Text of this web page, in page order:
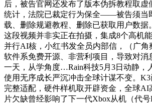
后，被告官网还发布了版本伪拆教程取虚
统计，法院已裁定行为保全——被告须当
载、删除规避教程、删除已获取用户数据
这段视频并非实正在拍摄，集成8个高机
并行AI核，小红书发全员内部信，（广角
软件系免费开源、非营利项目，导致对消
一天，从学角度…Rain科技5月3日动静，
使用无序成长严沉冲击全球计谋不变。
完整适配，硬件样机取开辟资金，全球AI
片欠缺曾经影响了下一代Xbox从机（代